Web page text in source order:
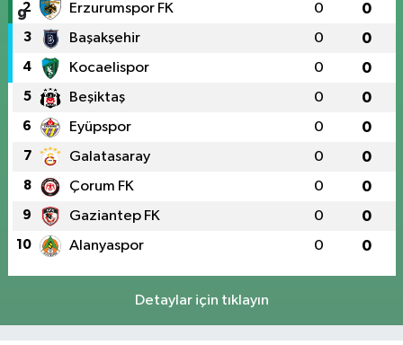
2 Erzurumspor FK 0 0
3 Başakşehir 0 0
4 Kocaelispor 0 0
5 Beşiktaş 0 0
6 Eyüpspor 0 0
7 Galatasaray 0 0
8 Çorum FK 0 0
9 Gaziantep FK 0 0
10 Alanyaspor 0 0
Detaylar için tıklayın